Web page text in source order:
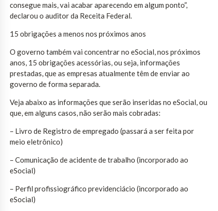
consegue mais, vai acabar aparecendo em algum ponto”,
declarou o auditor da Receita Federal.
15 obrigações a menos nos próximos anos
O governo também vai concentrar no eSocial, nos próximos
anos, 15 obrigações acessórias, ou seja, informações
prestadas, que as empresas atualmente têm de enviar ao
governo de forma separada.
Veja abaixo as informações que serão inseridas no eSocial, ou
que, em alguns casos, não serão mais cobradas:
– Livro de Registro de empregado (passará a ser feita por
meio eletrônico)
– Comunicação de acidente de trabalho (incorporado ao
eSocial)
– Perfil profissiográfico previdenciácio (incorporado ao
eSocial)